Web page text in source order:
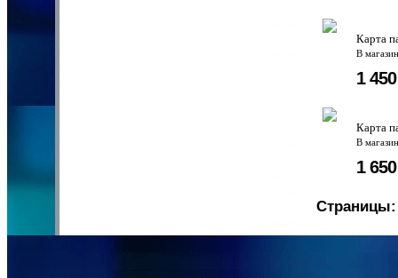
Карта
В
1
Карта
В
1
Страницы: